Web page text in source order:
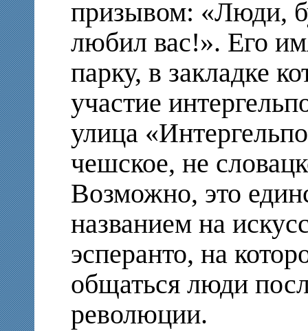
призывом: «Люди,
любил вас!». Его
парку, в закладке
участие
улица
чешское, не
Возможно, это
названием на
эсперанто, на
общаться люди
революции.